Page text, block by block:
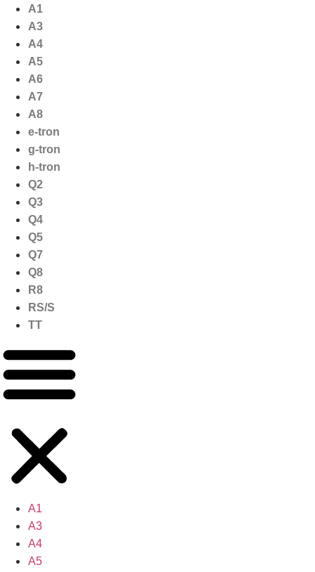
naar
inhoud
A1
A3
A4
A5
A6
A7
A8
e-tron
g-tron
h-tron
Q2
Q3
Q4
Q5
Q7
Q8
R8
RS/S
TT
A1
A3
A4
A5